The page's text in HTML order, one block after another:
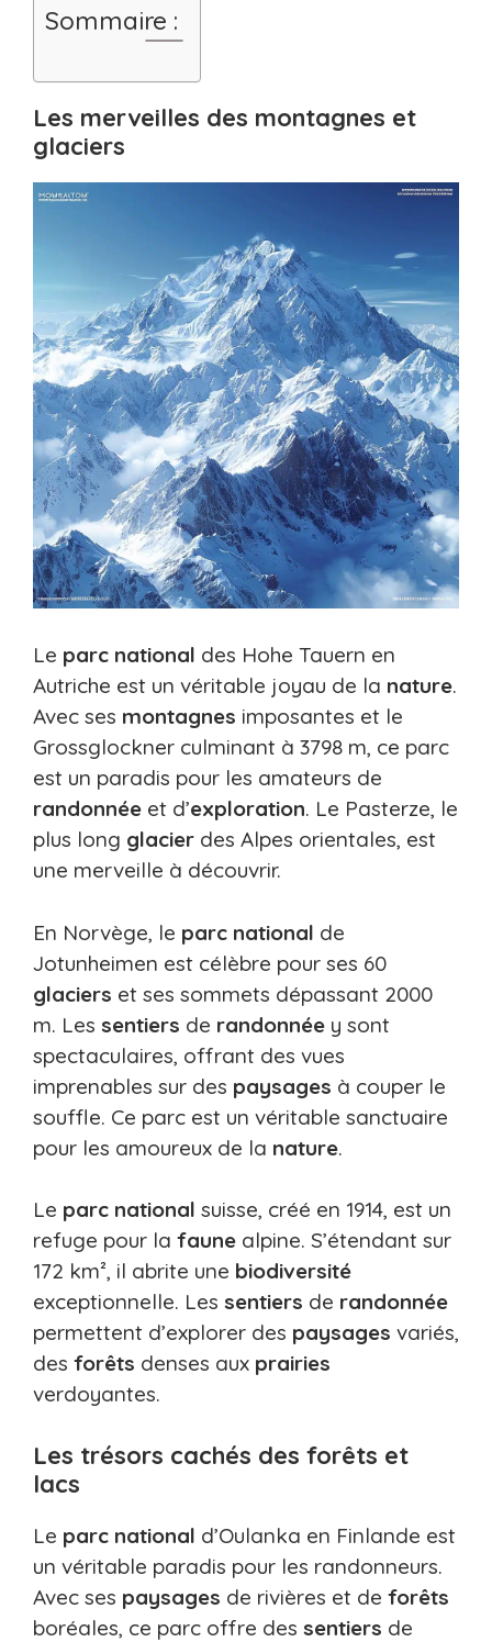
Sommaire :
Les merveilles des montagnes et
glaciers
Le parc national des Hohe Tauern en
Autriche est un véritable joyau de la nature.
Avec ses montagnes imposantes et le
Grossglockner culminant à 3798 m, ce parc
est un paradis pour les amateurs de
randonnée et d’exploration. Le Pasterze, le
plus long glacier des Alpes orientales, est
une merveille à découvrir.
En Norvège, le parc national de
Jotunheimen est célèbre pour ses 60
glaciers et ses sommets dépassant 2000
m. Les sentiers de randonnée y sont
spectaculaires, offrant des vues
imprenables sur des paysages à couper le
souffle. Ce parc est un véritable sanctuaire
pour les amoureux de la nature.
Le parc national suisse, créé en 1914, est un
refuge pour la faune alpine. S’étendant sur
172 km², il abrite une biodiversité
exceptionnelle. Les sentiers de randonnée
permettent d’explorer des paysages variés,
des forêts denses aux prairies
verdoyantes.
Les trésors cachés des forêts et
lacs
Le parc national d’Oulanka en Finlande est
un véritable paradis pour les randonneurs.
Avec ses paysages de rivières et de forêts
boréales, ce parc offre des sentiers de